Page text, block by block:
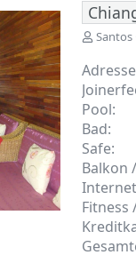
E
s
t
e
l
l
t
v
o
n
Santos
Adresse
Pool
Bad
Safe
Balkon
Fitness